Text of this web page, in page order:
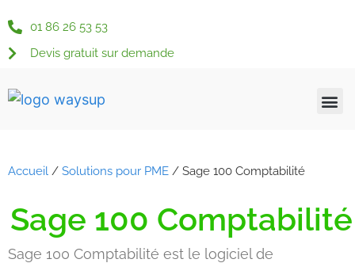
01 86 26 53 53
Devis gratuit sur demande
Accueil / Solutions pour PME / Sage 100 Comptabilité
Sage 100 Comptabilité
Sage 100 Comptabilité est le logiciel de